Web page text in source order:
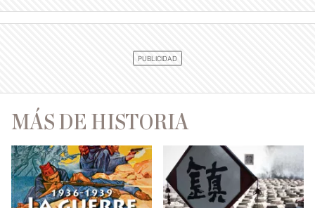
MÁS DE HISTORIA